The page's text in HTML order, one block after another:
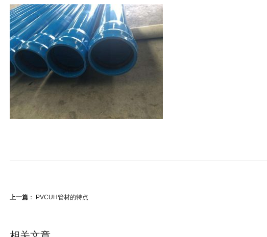
上一篇 ： PVCUH管材的特点